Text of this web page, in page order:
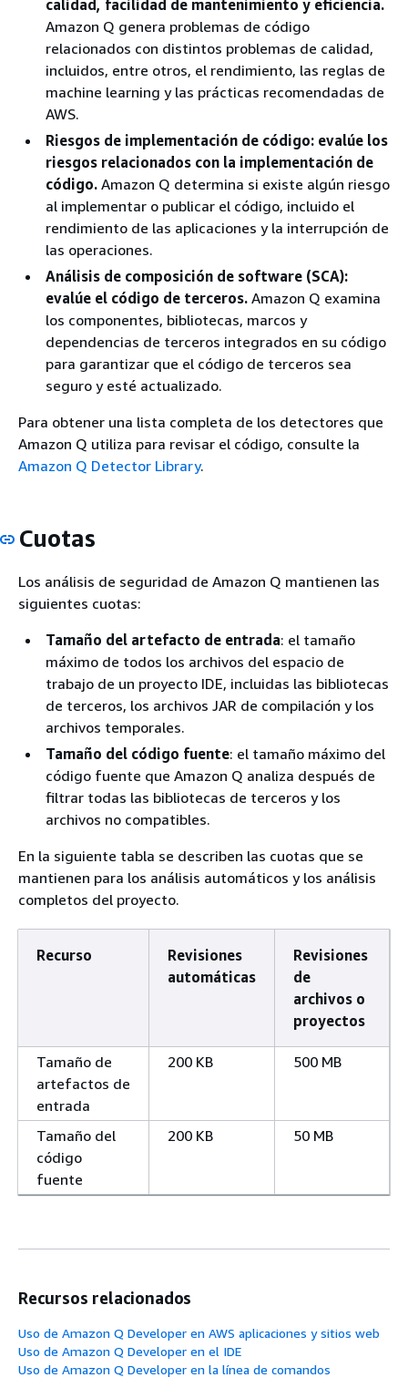
calidad, facilidad de mantenimiento y eficiencia.
Amazon Q genera problemas de código
relacionados con distintos problemas de calidad,
incluidos, entre otros, el rendimiento, las reglas de
machine learning y las prácticas recomendadas de
AWS.
Riesgos de implementación de código: evalúe los
riesgos relacionados con la implementación de
código. Amazon Q determina si existe algún riesgo
al implementar o publicar el código, incluido el
rendimiento de las aplicaciones y la interrupción de
las operaciones.
Análisis de composición de software (SCA):
evalúe el código de terceros. Amazon Q examina
los componentes, bibliotecas, marcos y
dependencias de terceros integrados en su código
para garantizar que el código de terceros sea
seguro y esté actualizado.
Para obtener una lista completa de los detectores que
Amazon Q utiliza para revisar el código, consulte la
Amazon Q Detector Library.
Cuotas
Los análisis de seguridad de Amazon Q mantienen las
siguientes cuotas:
Tamaño del artefacto de entrada: el tamaño
máximo de todos los archivos del espacio de
trabajo de un proyecto IDE, incluidas las bibliotecas
de terceros, los archivos JAR de compilación y los
archivos temporales.
Tamaño del código fuente: el tamaño máximo del
código fuente que Amazon Q analiza después de
filtrar todas las bibliotecas de terceros y los
archivos no compatibles.
En la siguiente tabla se describen las cuotas que se
mantienen para los análisis automáticos y los análisis
completos del proyecto.
Recurso
Revisiones
automáticas
Revisiones
de
archivos o
proyectos
Tamaño de
artefactos de
entrada
200 KB 500 MB
Tamaño del
código
fuente
200 KB 50 MB
Recursos relacionados
Uso de Amazon Q Developer en AWS aplicaciones y sitios web
Uso de Amazon Q Developer en el IDE
Uso de Amazon Q Developer en la línea de comandos